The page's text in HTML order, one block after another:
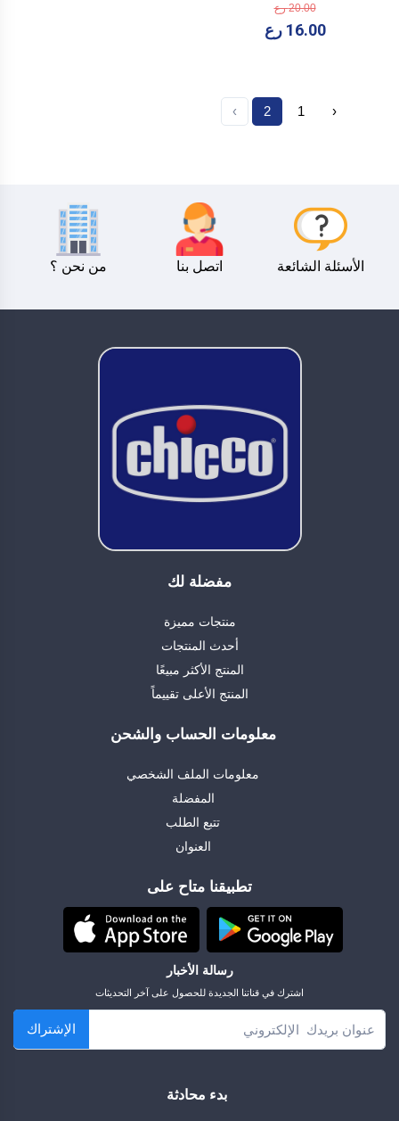
20.00 رع
16.00 رع
‹
1
2
›
من نحن ؟ اتصل بنا الأسئلة الشائعة
مفضلة لك
منتجات مميزة
أحدث المنتجات
المنتج الأكثر مبيعًا
المنتج الأعلى تقييماً
معلومات الحساب والشحن
معلومات الملف الشخصي
المفضلة
تتبع الطلب
العنوان
تطبيقنا متاح على
رسالة الأخبار
اشترك في قناتنا الجديدة للحصول على آخر التحديثات
الإشتراك
بدء محادثة